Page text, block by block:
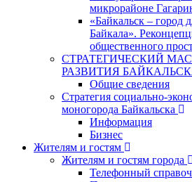
микрорайоне
«Байкальск – город
Байкала».
общественного
СТРАТЕГИЧЕСКИЙ
РАЗВИТИЯ
Общие сведения
Стратегия социально-
моногорода Байкальска
Информация
Бизнес
Жителям и гостям
Жителям и гостям города
Телефонный